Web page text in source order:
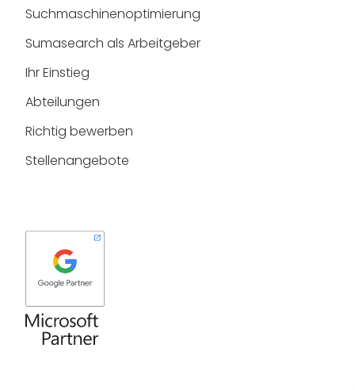
Suchmaschinen­optimierung
Sumasearch als Arbeitgeber
Ihr Einstieg
Abteilungen
Richtig bewerben
Stellenangebote